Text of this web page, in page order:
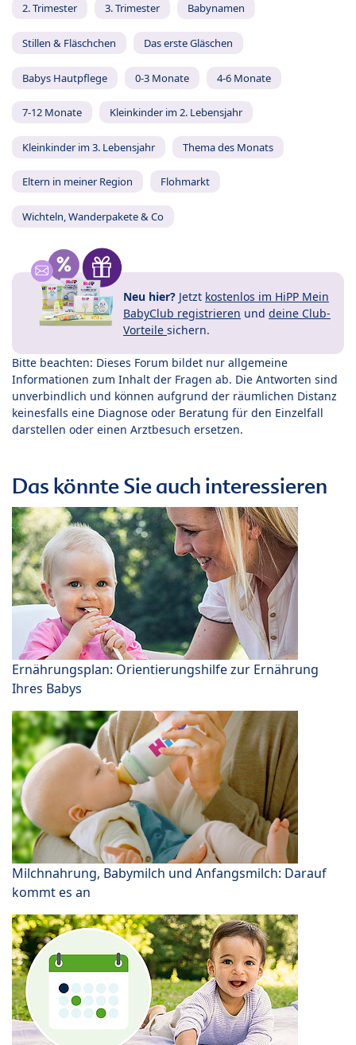
2. Trimester 3. Trimester Babynamen
Stillen & Fläschchen Das erste Gläschen
Babys Hautpflege 0-3 Monate 4-6 Monate
7-12 Monate Kleinkinder im 2. Lebensjahr
Kleinkinder im 3. Lebensjahr Thema des Monats
Eltern in meiner Region Flohmarkt
Wichteln, Wanderpakete & Co
Neu hier? Jetzt kostenlos im HiPP Mein
BabyClub registrieren und deine Club-
Vorteile sichern.
Bitte beachten: Dieses Forum bildet nur allgemeine
Informationen zum Inhalt der Fragen ab. Die Antworten sind
unverbindlich und können aufgrund der räumlichen Distanz
keinesfalls eine Diagnose oder Beratung für den Einzelfall
darstellen oder einen Arztbesuch ersetzen.
Das könnte Sie auch interessieren
Ernährungsplan: Orientierungshilfe zur Ernährung
Ihres Babys
Milchnahrung, Babymilch und Anfangsmilch: Darauf
kommt es an